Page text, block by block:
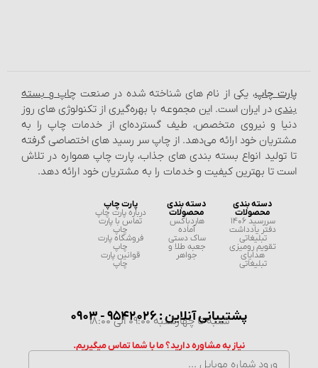
پارت چاپ، یکی از نام‌ های شناخته شده در صنعت چاپ و بسته‌
بندی در ایران است. این مجموعه با بهره‌گیری از تکنولوژی‌ های روز
دنیا و نیروی متخصص، طیف گسترده‌ای از خدمات چاپ را به
مشتریان خود ارائه می‌دهد. از چاپ سر رسید های اختصاصی گرفته
تا تولید انواع بسته‌ بندی‌ های جذاب، پارت چاپ همواره در تلاش
است تا بهترین کیفیت و خدمات را به مشتریان خود ارائه دهد.
دسته بندی
محصولات
سررسید 1406
دفتر یادداشت
تبلیغاتی
تقویم رومیزی
هدایای
تبلیغاتی
دسته بندی
محصولات
هاردباکس
آماده
ساک دستی
جعبه طلا و
جواهر
پارت چاپ
درباره پارت چاپ
تماس با پارت
چاپ
فروشگاه پارت
چاپ
قوانین پارت
چاپ
پشتیبانی آنلاین : 9542026 - 0903
شنبه تا چهارشنبه 09:00 الی 18:00
نیاز به مشاوره دارید؟ ما با شما تماس میگیریم.